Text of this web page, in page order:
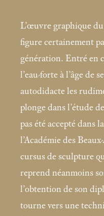
L’œuvre graphique
figure certainement
génération. Entré en
l’eau-forte à l’âge de
autodidacte les
plonge dans l’étude
pas été accepté dans
l’Académie des
cursus de sculpture
reprend néanmoins
l’obtention de son
tourne vers une